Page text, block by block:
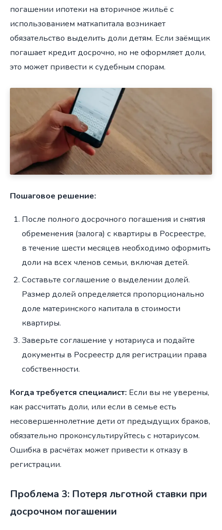
погашении ипотеки на вторичное жильё с
использованием маткапитала возникает
обязательство выделить доли детям. Если заёмщик
погашает кредит досрочно, но не оформляет доли,
это может привести к судебным спорам.
Пошаговое решение:
После полного досрочного погашения и снятия
обременения (залога) с квартиры в Росреестре,
в течение шести месяцев необходимо оформить
доли на всех членов семьи, включая детей.
Составьте соглашение о выделении долей.
Размер долей определяется пропорционально
доле материнского капитала в стоимости
квартиры.
Заверьте соглашение у нотариуса и подайте
документы в Росреестр для регистрации права
собственности.
Когда требуется специалист: Если вы не уверены,
как рассчитать доли, или если в семье есть
несовершеннолетние дети от предыдущих браков,
обязательно проконсультируйтесь с нотариусом.
Ошибка в расчётах может привести к отказу в
регистрации.
Проблема 3: Потеря льготной ставки при
досрочном погашении